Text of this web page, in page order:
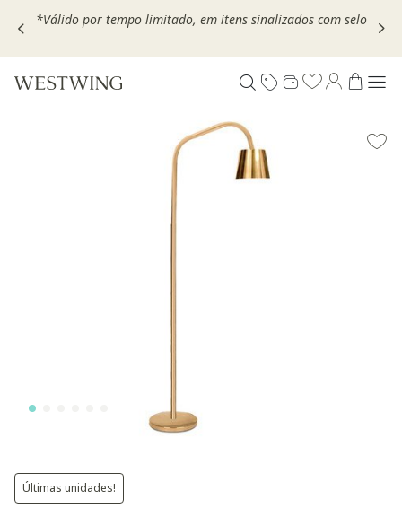
*Válido por tempo limitado, em itens sinalizados com selo
Últimas unidades!